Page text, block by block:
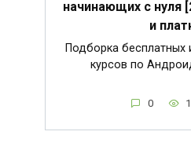
начинающих с нуля
и
Подборка бесплатных
курсов по
0